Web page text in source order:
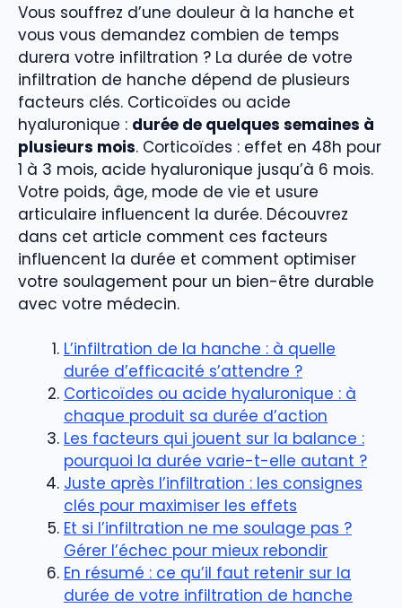
Vous souffrez d’une douleur à la hanche et
vous vous demandez combien de temps
durera votre infiltration ? La durée de votre
infiltration de hanche dépend de plusieurs
facteurs clés. Corticoïdes ou acide
hyaluronique : durée de quelques semaines à
plusieurs mois. Corticoïdes : effet en 48h pour
1 à 3 mois, acide hyaluronique jusqu’à 6 mois.
Votre poids, âge, mode de vie et usure
articulaire influencent la durée. Découvrez
dans cet article comment ces facteurs
influencent la durée et comment optimiser
votre soulagement pour un bien-être durable
avec votre médecin.
L’infiltration de la hanche : à quelle
durée d’efficacité s’attendre ?
Corticoïdes ou acide hyaluronique : à
chaque produit sa durée d’action
Les facteurs qui jouent sur la balance :
pourquoi la durée varie-t-elle autant ?
Juste après l’infiltration : les consignes
clés pour maximiser les effets
Et si l’infiltration ne me soulage pas ?
Gérer l’échec pour mieux rebondir
En résumé : ce qu’il faut retenir sur la
durée de votre infiltration de hanche